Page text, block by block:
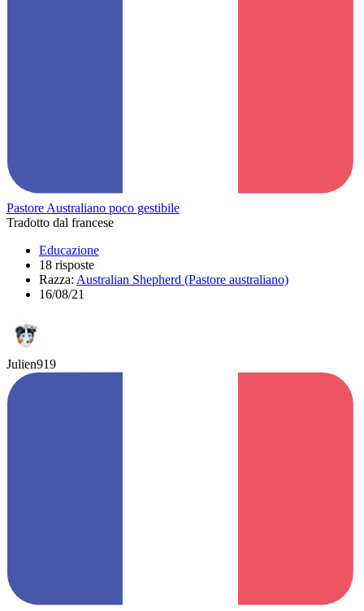
Pastore Australiano poco gestibile
Tradotto dal francese
Educazione
18 risposte
Razza: Australian Shepherd (Pastore australiano)
16/08/21
Julien919